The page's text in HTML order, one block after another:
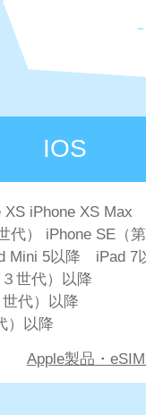
IOS
XS iPhone XS Max
代） iPhone SE（第
Mini 5以降 iPad 7
世代）以降
代）以降
）以降
Apple製品・